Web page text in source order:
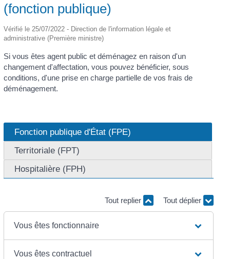
(fonction publique)
Vérifié le 25/07/2022 - Direction de l'information légale et
administrative (Première ministre)
Si vous êtes agent public et déménagez en raison d'un
changement d'affectation, vous pouvez bénéficier, sous
conditions, d'une prise en charge partielle de vos frais de
déménagement.
Fonction publique d'État (FPE)
Territoriale (FPT)
Hospitalière (FPH)
Tout replier Tout déplier
Vous êtes fonctionnaire
Vous êtes contractuel